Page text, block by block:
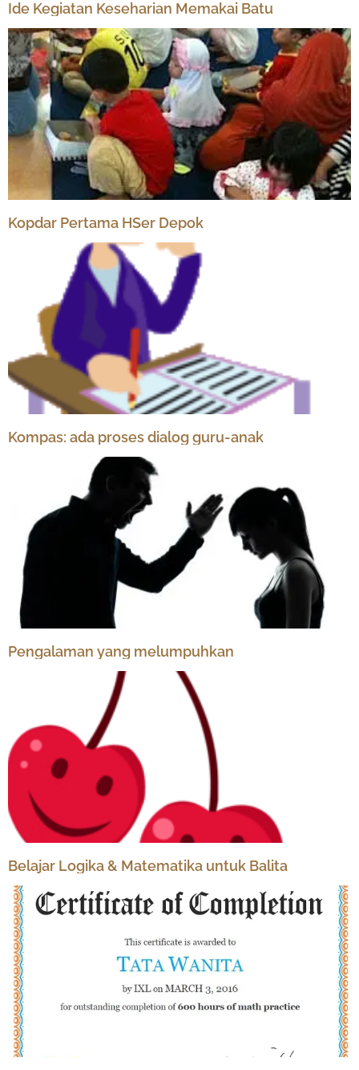
Ide Kegiatan Keseharian Memakai Batu
Kopdar Pertama HSer Depok
Kompas: ada proses dialog guru-anak
Pengalaman yang melumpuhkan
Belajar Logika & Matematika untuk Balita